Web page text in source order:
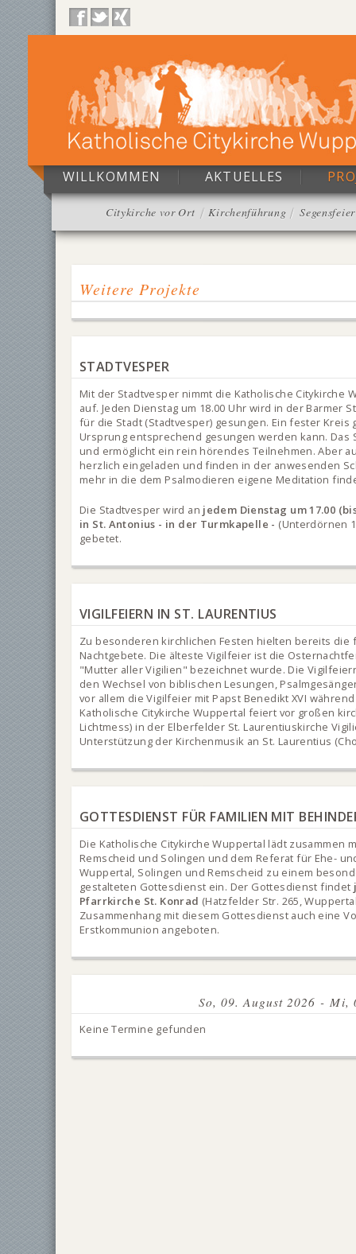
WILLKOMMEN AKTUELLES
Citykirche vor Ort Kirchenführung Segensfeier
Weitere Projekte
STADTVESPER
Mit der Stadtvesper nimmt die Katholische Citykirche
auf. Jeden Dienstag um 18.00 Uhr wird in der Barmer
für die Stadt (Stadtvesper) gesungen. Ein fester
Ursprung entsprechend gesungen werden kann.
und ermöglicht ein rein hörendes Teilnehmen. Aber
herzlich eingeladen und finden in der anwesenden
mehr in die dem Psalmodieren eigene Meditation
Die Stadtvesper wird an jedem Dienstag um 17.00
in St. Antonius - in der Turmkapelle - (Unterdörnen
gebetet.
VIGILFEIERN IN ST. LAURENTIUS
Zu besonderen kirchlichen Festen hielten bereits die
Nachtgebete. Die älteste Vigilfeier ist die
"Mutter aller Vigilien" bezeichnet wurde. Die
den Wechsel von biblischen Lesungen,
vor allem die Vigilfeier mit Papst Benedikt XVI
Katholische Citykirche Wuppertal feiert vor großen
Lichtmess) in der Elberfelder St. Laurentiuskirche
Unterstützung der Kirchenmusik an St. Laurentius
GOTTESDIENST FÜR FAMILIEN MIT
Die Katholische Citykirche Wuppertal lädt
Remscheid und Solingen und dem Referat für Ehe-
Wuppertal, Solingen und Remscheid zu einem
gestalteten Gottesdienst ein. Der Gottesdienst findet
Pfarrkirche St. Konrad (Hatzfelder Str. 265,
Zusammenhang mit diesem Gottesdienst auch eine
Erstkommunion angeboten.
So, 09. August 2026 - Mi,
Keine Termine gefunden